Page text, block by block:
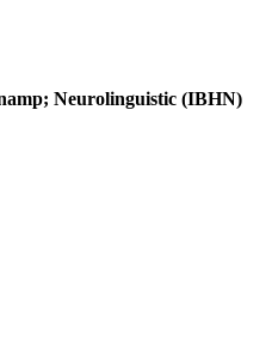
Neurolinguistic (IBHN)